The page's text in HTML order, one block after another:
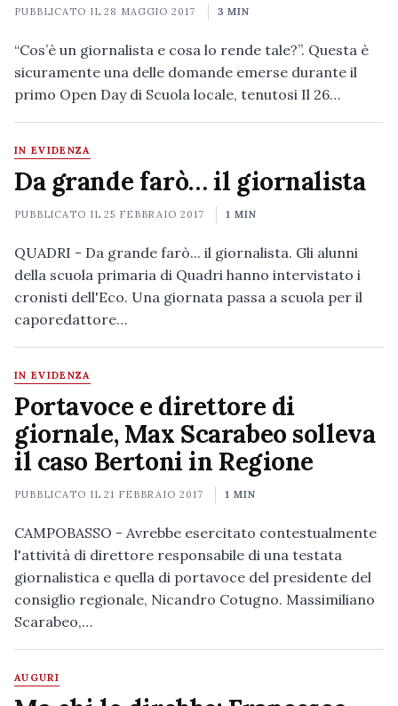
PUBBLICATO IL28 MAGGIO 2017 3 MIN
“Cos’è un giornalista e cosa lo rende tale?”. Questa è
sicuramente una delle domande emerse durante il
primo Open Day di Scuola locale, tenutosi Il 26…
IN EVIDENZA
Da grande farò… il giornalista
PUBBLICATO IL25 FEBBRAIO 2017 1 MIN
QUADRI - Da grande farò... il giornalista. Gli alunni
della scuola primaria di Quadri hanno intervistato i
cronisti dell'Eco. Una giornata passa a scuola per il
caporedattore…
IN EVIDENZA
Portavoce e direttore di
giornale, Max Scarabeo solleva
il caso Bertoni in Regione
PUBBLICATO IL21 FEBBRAIO 2017 1 MIN
CAMPOBASSO - Avrebbe esercitato contestualmente
l'attività di direttore responsabile di una testata
giornalistica e quella di portavoce del presidente del
consiglio regionale, Nicandro Cotugno. Massimiliano
Scarabeo,…
AUGURI